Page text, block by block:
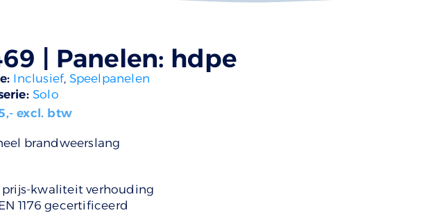
| Panelen: hdpe
Inclusief, Speelpanelen
Solo
,- excl. btw
brandweerslang
prijs-kwaliteit verhouding
1176 gecertificeerd